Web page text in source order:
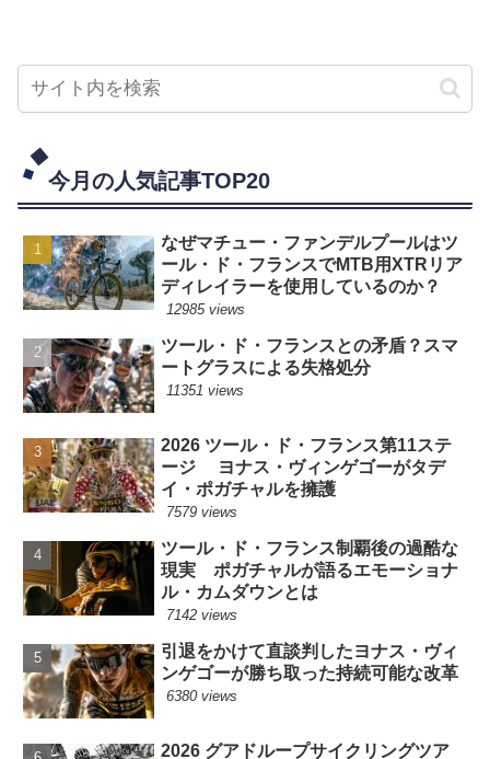
今月の人気記事TOP20
なぜマチュー・ファンデルプールはツ
ール・ド・フランスでMTB用XTRリア
ディレイラーを使用しているのか？
12985 views
ツール・ド・フランスとの矛盾？スマ
ートグラスによる失格処分
11351 views
2026 ツール・ド・フランス第11ステ
ージ ヨナス・ヴィンゲゴーがタデ
イ・ポガチャルを擁護
7579 views
ツール・ド・フランス制覇後の過酷な
現実 ポガチャルが語るエモーショナ
ル・カムダウンとは
7142 views
引退をかけて直談判したヨナス・ヴィ
ンゲゴーが勝ち取った持続可能な改革
6380 views
2026 グアドループサイクリングツア